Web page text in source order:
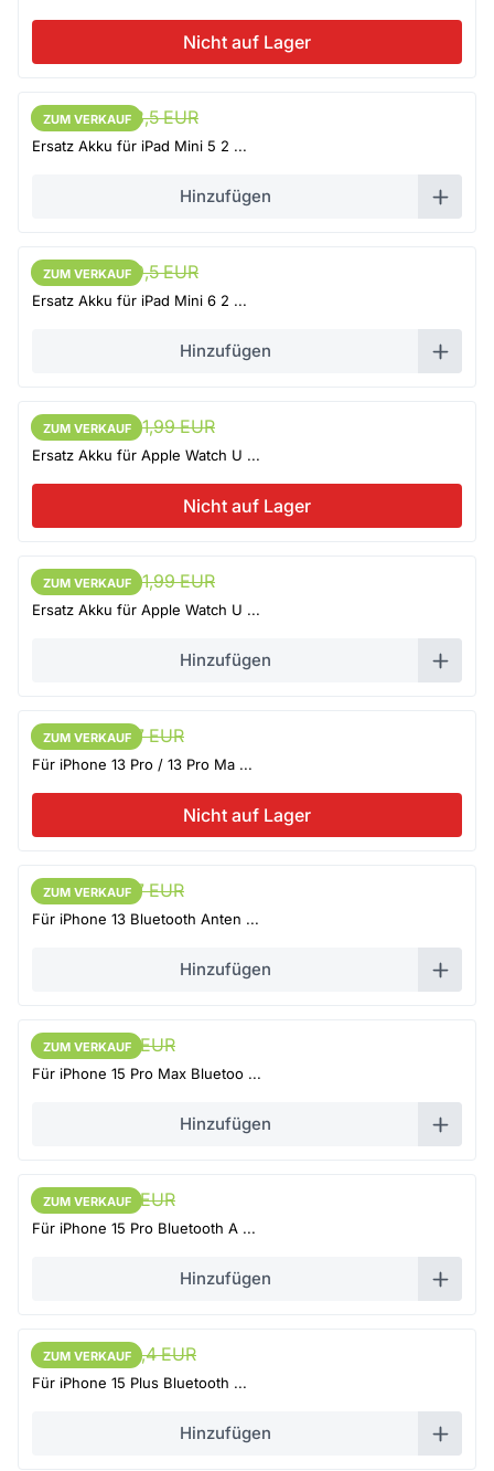
Nicht auf Lager
ZUM VERKAUF
12,82 EUR 13,5 EUR
Ersatz Akku für iPad Mini 5 2 ...
Hinzufügen
ZUM VERKAUF
ZUM VERKAUF
18,52 EUR 19,5 EUR
Ersatz Akku für iPad Mini 6 2 ...
Hinzufügen
ZUM VERKAUF
ZUM VERKAUF
20,89 EUR 21,99 EUR
Ersatz Akku für Apple Watch U ...
Nicht auf Lager
ZUM VERKAUF
ZUM VERKAUF
20,89 EUR 21,99 EUR
Ersatz Akku für Apple Watch U ...
Hinzufügen
ZUM VERKAUF
ZUM VERKAUF
8,26 EUR 8,7 EUR
Für iPhone 13 Pro / 13 Pro Ma ...
Nicht auf Lager
ZUM VERKAUF
ZUM VERKAUF
8,26 EUR 8,7 EUR
Für iPhone 13 Bluetooth Anten ...
Hinzufügen
ZUM VERKAUF
ZUM VERKAUF
9,4 EUR 9,9 EUR
Für iPhone 15 Pro Max Bluetoo ...
Hinzufügen
ZUM VERKAUF
ZUM VERKAUF
9,4 EUR 9,9 EUR
Für iPhone 15 Pro Bluetooth A ...
Hinzufügen
ZUM VERKAUF
ZUM VERKAUF
10,83 EUR 11,4 EUR
Für iPhone 15 Plus Bluetooth ...
Hinzufügen
ZUM VERKAUF